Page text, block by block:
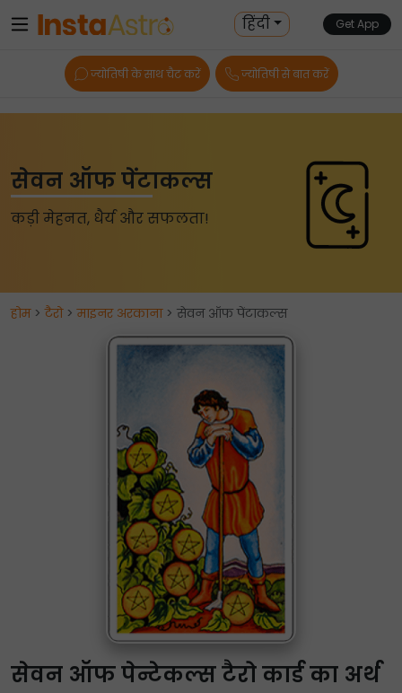
हिंदी Get App
ज्योतिषी के साथ चैट करें ज्योतिषी से बात करें
सेवन ऑफ पेंटाकल्स
कड़ी मेहनत, धैर्य और सफलता!
होम>टैरो>माइनर अरकाना> सेवन ऑफ पेंटाकल्स
सेवन ऑफ पेन्टेकल्स टैरो कार्ड का अर्थ